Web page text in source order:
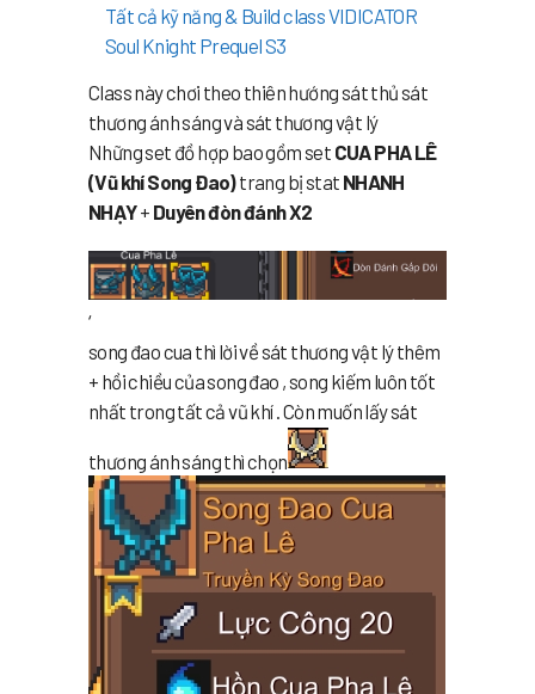
Tất cả kỹ năng & Build class VIDICATOR
Soul Knight Prequel S3
Class này chơi theo thiên hướng sát thủ sát
thương ánh sáng và sát thương vật lý
Những set đồ hợp bao gồm set CUA PHA LÊ
(Vũ khí Song Đao)trang bị stat NHANH
NHẠY+ Duyên đòn đánh X2
‘
song đao cua thì lời về sát thương vật lý thêm
+ hồi chiều của song đao , song kiếm luôn tốt
nhất trong tất cả vũ khí . Còn muốn lấy sát
thương ánh sáng thì chọn